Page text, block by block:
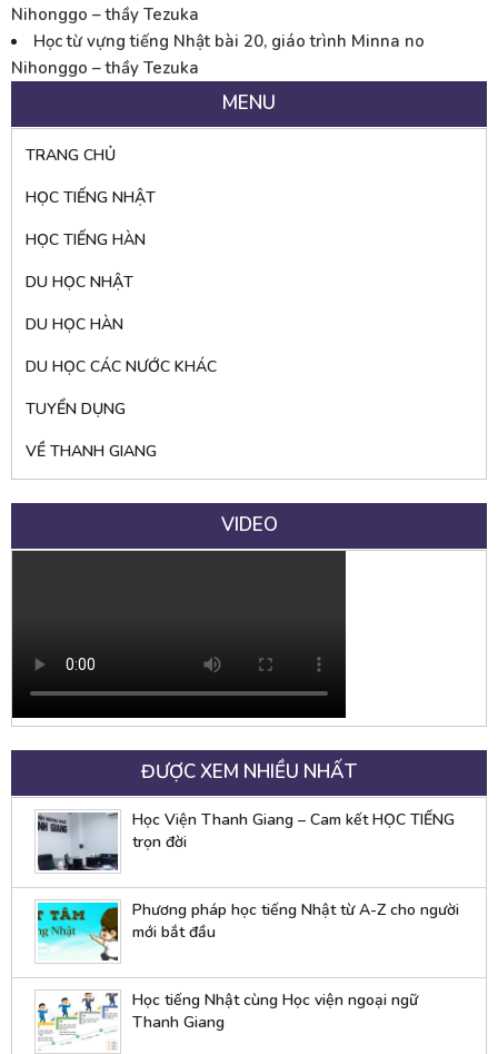
Nihonggo – thầy Tezuka
Học từ vựng tiếng Nhật bài 20, giáo trình Minna no
Nihonggo – thầy Tezuka
MENU
TRANG CHỦ
HỌC TIẾNG NHẬT
HỌC TIẾNG HÀN
DU HỌC NHẬT
DU HỌC HÀN
DU HỌC CÁC NƯỚC KHÁC
TUYỂN DỤNG
VỀ THANH GIANG
VIDEO
ĐƯỢC XEM NHIỀU NHẤT
Học Viện Thanh Giang – Cam kết HỌC TIẾNG
trọn đời
Phương pháp học tiếng Nhật từ A-Z cho người
mới bắt đầu
Học tiếng Nhật cùng Học viện ngoại ngữ
Thanh Giang